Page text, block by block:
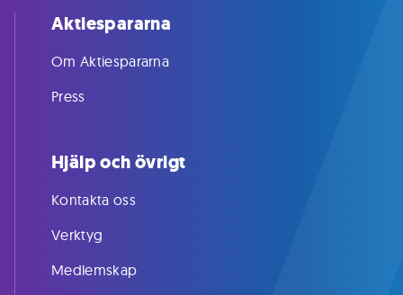
Aktiespararna
Om Aktiespararna
Press
Hjälp och övrigt
Kontakta oss
Verktyg
Medlemskap